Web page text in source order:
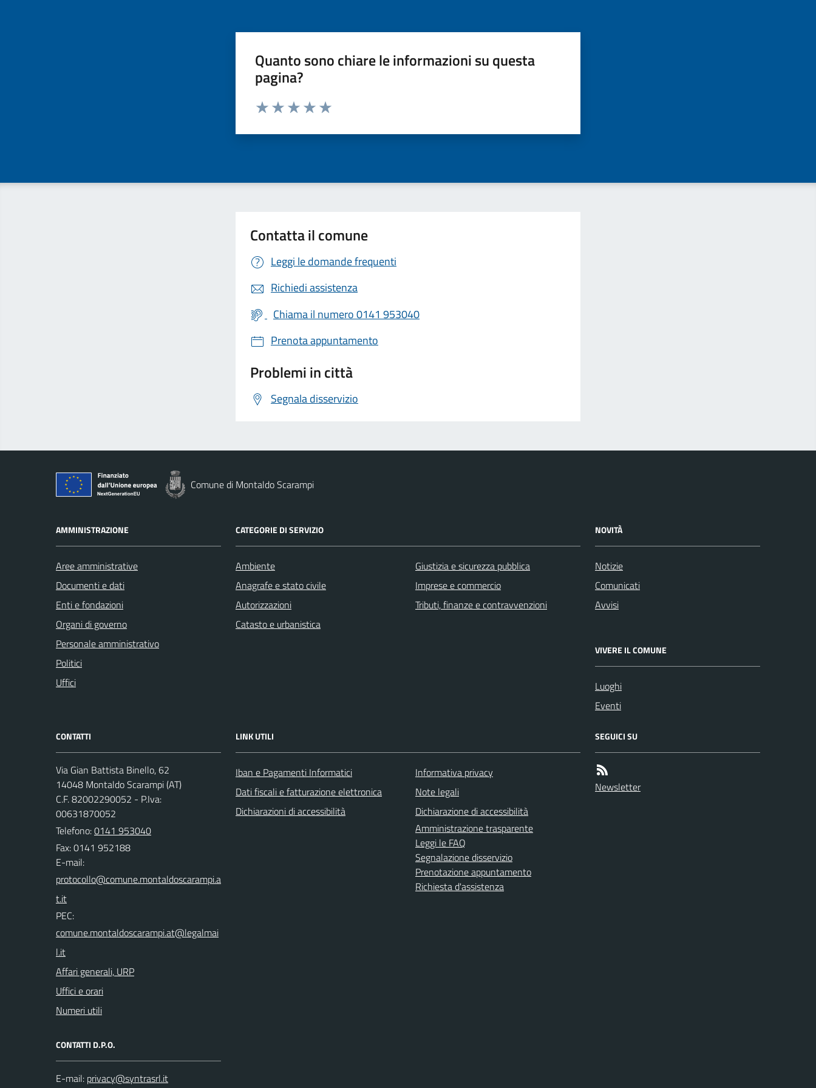
Quanto sono chiare le informazioni su questa
pagina?
Valuta da 1 a 5 stelle la pagina
Contatta il comune
Leggi le domande frequenti
Richiedi assistenza
Chiama il numero 0141 953040
Prenota appuntamento
Problemi in città
Segnala disservizio
Comune di Montaldo Scarampi
AMMINISTRAZIONE
Aree amministrative
Documenti e dati
Enti e fondazioni
Organi di governo
Personale amministrativo
Politici
Uffici
CATEGORIE DI SERVIZIO
Ambiente
Anagrafe e stato civile
Autorizzazioni
Catasto e urbanistica
Giustizia e sicurezza pubblica
Imprese e commercio
Tributi, finanze e contravvenzioni
NOVITÀ
Notizie
Comunicati
Avvisi
VIVERE IL COMUNE
Luoghi
Eventi
CONTATTI
Via Gian Battista Binello, 62
14048 Montaldo Scarampi (AT)
C.F. 82002290052 - P.Iva:
00631870052
Telefono:0141 953040
Fax: 0141 952188
E-mail:
PEC:
Affari generali, URP
Uffici e orari
Numeri utili
CONTATTI D.P.O.
E-mail:
LINK UTILI
Iban e Pagamenti Informatici
Dati fiscali e fatturazione elettronica
Dichiarazioni di accessibilità
Informativa privacy
Note legali
Dichiarazione di accessibilità
Amministrazione trasparente
Leggi le FAQ
Segnalazione disservizio
Prenotazione appuntamento
Richiesta d'assistenza
SEGUICI SU
Newsletter